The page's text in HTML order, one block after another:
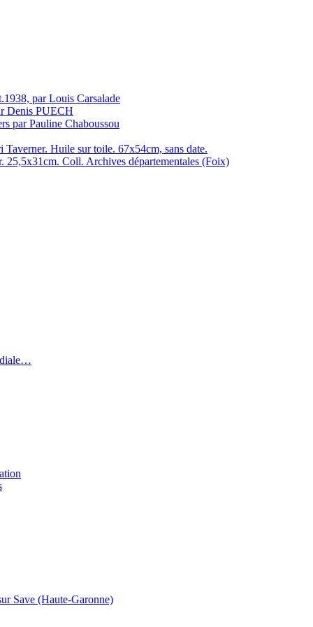
par Louis Carsalade
Denis PUECH
par Pauline Chaboussou
Huile sur toile. 67x54cm, sans date.
25,5x31cm. Coll. Archives départementales (Foix)
Save (Haute-Garonne)